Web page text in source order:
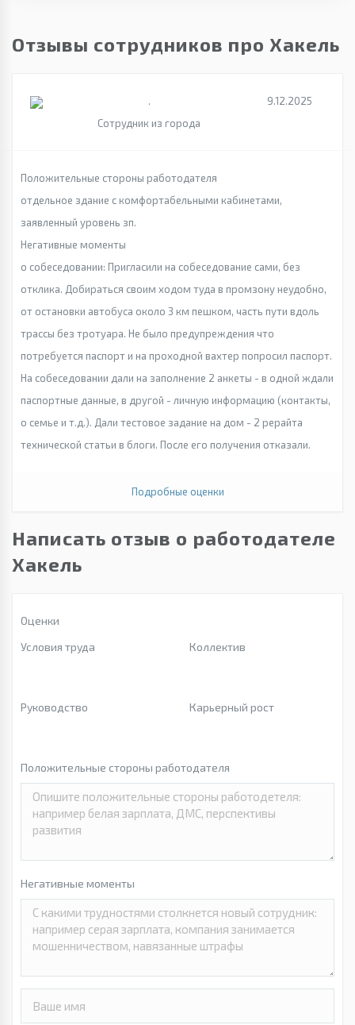
Отзывы сотрудников про Хакель
.
Сотрудник из города
9.12.2025
Положительные стороны работодателя
отдельное здание с комфортабельными кабинетами,
заявленный уровень зп.
Негативные моменты
о собеседовании: Пригласили на собеседование сами, без
отклика. Добираться своим ходом туда в промзону неудобно,
от остановки автобуса около 3 км пешком, часть пути вдоль
трассы без тротуара. Не было предупреждения что
потребуется паспорт и на проходной вахтер попросил паспорт.
На собеседовании дали на заполнение 2 анкеты - в одной ждали
паспортные данные, в другой - личную информацию (контакты,
о семье и т.д.). Дали тестовое задание на дом - 2 рерайта
технической статьи в блоги. После его получения отказали.
Подробные оценки
Написать отзыв о работодателе
Хакель
Оценки
Условия труда
Коллектив
Руководство Карьерный рост
Положительные стороны работодателя
Негативные моменты